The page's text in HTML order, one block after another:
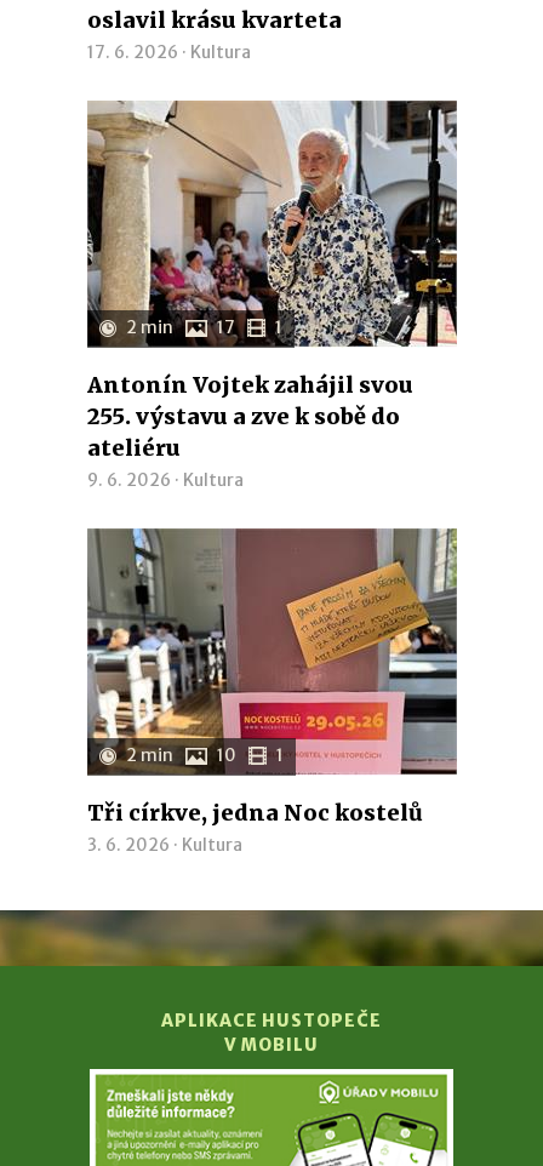
oslavil krásu kvarteta
17. 6. 2026 · Kultura
2 min 17 1
Antonín Vojtek zahájil svou
255. výstavu a zve k sobě do
ateliéru
9. 6. 2026 · Kultura
2 min 10 1
Tři církve, jedna Noc kostelů
3. 6. 2026 · Kultura
APLIKACE HUSTOPEČE
V MOBILU